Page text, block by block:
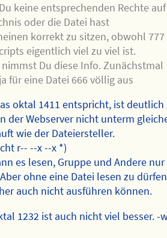
keine entsprechenden Rechte
oder die Datei hast
korrekt zu sitzen, obwohl
eigentlich viel zu viel ist.
Du diese Info. Zunächstmal
für eine Datei 666 völlig aus
oktal 1411 entspricht, ist deutlich
der Webserver nicht unterm
wie der Dateiersteller.
r-- --x --x *)
es lesen, Gruppe und Andere nur
ohne eine Datei lesen zu
auch nicht ausführen können.
1232 ist auch nicht viel besser. -